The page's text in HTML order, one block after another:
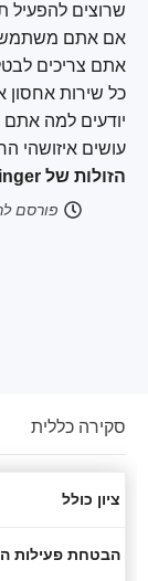
שרוצים להפעיל
אם אתם
אתם צריכים
כל שירות אחסון
יודעים למה
עושים איזושהי
הזולות של Hostinger
פורסם
סקירה כללית
ציון כולל
הבטחת פעילות